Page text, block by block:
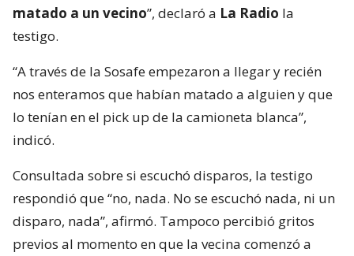
matado a un vecino”, declaró a La Radio la
testigo.
“A través de la Sosafe empezaron a llegar y recién
nos enteramos que habían matado a alguien y que
lo tenían en el pick up de la camioneta blanca”,
indicó.
Consultada sobre si escuchó disparos, la testigo
respondió que “no, nada. No se escuchó nada, ni un
disparo, nada”, afirmó. Tampoco percibió gritos
previos al momento en que la vecina comenzó a